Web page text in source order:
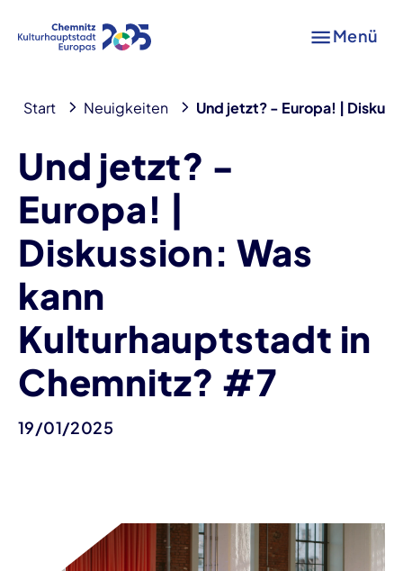
Menü
Start Neuigkeiten Und jetzt? - Europa! |
Und jetzt? -
Europa! |
Diskussion: Was
kann
Kulturhauptstadt in
Chemnitz? #7
19/01/2025